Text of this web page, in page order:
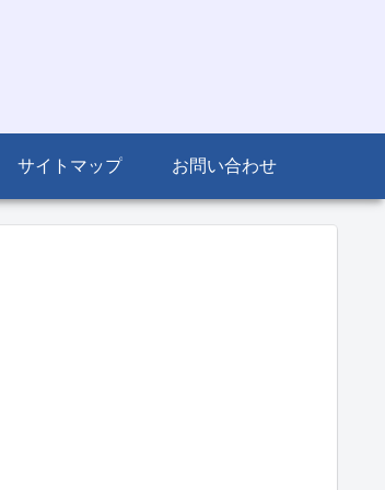
サイトマップ お問い合わせ